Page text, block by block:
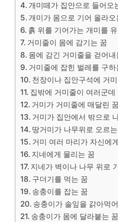
개미떼가 집안으로 들어오
개미가 몸으로 기어 올라오
흙 위를 기어가는 개미를
거미줄이 몸에 감기는 꿈
몸에 감긴 거미줄을 걷어내
거미줄에 잡힌 벌레를 구하
천장이나 집안구석에 거
집밖에 거미줄이 여러군데
거미가 거미줄에 매달린 꿈
거미가 집안에서 밖으로
땅거미가 나무위로 오르
거미 여러 마리가 자신에
지네에게 물리는 꿈
지네가 벽이나 나무 위로
구더기를 먹는 꿈
송충이를 잡는 꿈
송충이가 솔잎을 갉아먹
송충이가 몸에 달라붙는 꿈